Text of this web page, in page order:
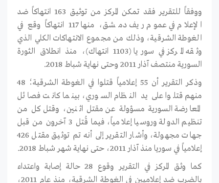
ووفقاً للتقرير فقد تمكن المركز من توثيق 163 انتهاكاً ضد
الإعلام في عموم ريف دمشق، منها 117 انتهاكاً وقع في
الغوطة الشرقية، وذلك من مجموع الانتهاكات الكلي الذي
وثقه المركز في سوريا (1103 انتهاك)، منذ انطلاق الثورة
السورية منتصف آذار 2011 وحتى نهاية شباط 2018.
وذكر التقرير أن 55 إعلامياً قتلوا في الغوطة الشرقية؛ 48
منهم قتلوا على يد النظام السوري، بينما كانت فصائل
المعارضة السورية مسؤولة عن مقتل اثنين، وقتل كل من
تنظيم الدولة وروسيا إعلامياً، فيما قُتل 3 آخرون من قبل
جهات مجهولة، وأشار التقرير إلى أنه تم توثيق مقتل 426
إعلامياً في سوريا منذ آذار 2011، حتى نهاية شهر شباط 2018.
كما وثق المركز في التقرير وقوع 28 حالة إصابة واعتداء
بالضرب ضد إعلاميين في الغوطة الشرقية، منذ عام 2011،